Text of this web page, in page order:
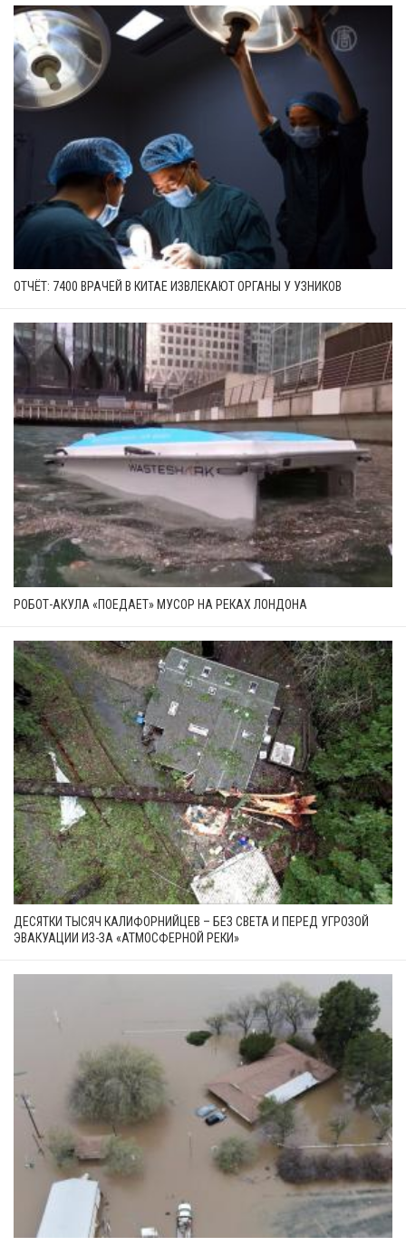
ОТЧЁТ: 7400 ВРАЧЕЙ В КИТАЕ ИЗВЛЕКАЮТ ОРГАНЫ У УЗНИКОВ
РОБОТ-АКУЛА «ПОЕДАЕТ» МУСОР НА РЕКАХ ЛОНДОНА
ДЕСЯТКИ ТЫСЯЧ КАЛИФОРНИЙЦЕВ – БЕЗ СВЕТА И ПЕРЕД УГРОЗОЙ
ЭВАКУАЦИИ ИЗ-ЗА «АТМОСФЕРНОЙ РЕКИ»